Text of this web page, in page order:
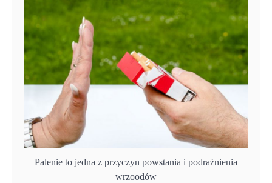
Palenie to jedna z przyczyn powstania i podrażnienia
wrzoodów